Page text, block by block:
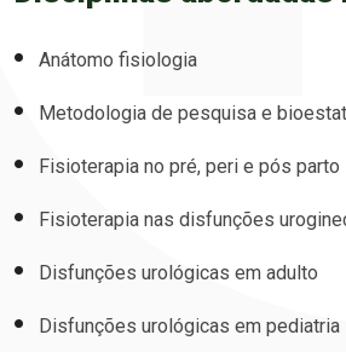
Anátomo fisiologia
Metodologia de pesquisa e
Fisioterapia no pré, peri e pós parto
Fisioterapia nas disfunções
Disfunções urológicas em adulto
Disfunções urológicas em pediatria